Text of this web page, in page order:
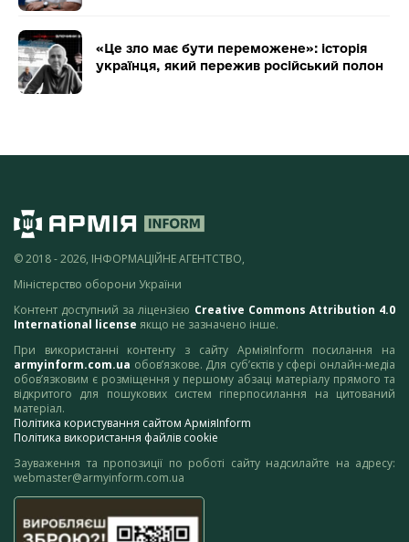
«Це зло має бути переможене»: історія
українця, який пережив російський полон
© 2018 - 2026, ІНФОРМАЦІЙНЕ АГЕНТСТВО,
Міністерство оборони України
Контент доступний за ліцензією Creative Commons Attribution 4.0
International license якщо не зазначено інше.
При використанні контенту з сайту АрміяInform посилання на
armyinform.com.ua обов’язкове. Для суб’єктів у сфері онлайн-медіа
обов’язковим є розміщення у першому абзаці матеріалу прямого та
відкритого для пошукових систем гіперпосилання на цитований
матеріал.
Політика користування сайтом АрміяInform
Політика використання файлів cookie
Зауваження та пропозиції по роботі сайту надсилайте на адресу:
webmaster@armyinform.com.ua